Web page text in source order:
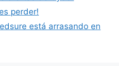
perder!
está arrasando en